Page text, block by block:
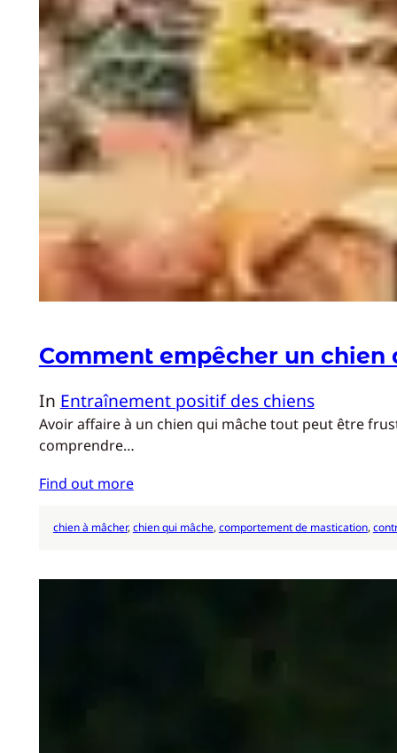
Comment empêcher un chien
In Entraînement positif des chiens
Avoir affaire à un chien qui mâche tout peut être
comprendre…
Find out more
chien à mâcher, chien qui mâche, comportement de mastication,